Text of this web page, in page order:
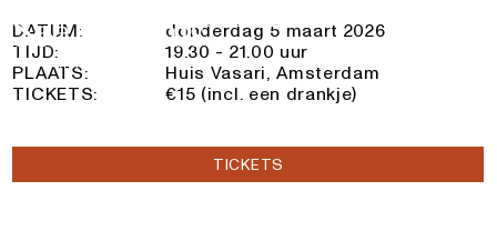
Logo See All This, linkt naar de homepage
5 maart 2026
DATUM:
donderdag 5 maart 2026
TIJD:
19.30 - 21.00 uur
PLAATS:
Huis Vasari, Amsterdam
TICKETS:
€15 (incl. een drankje)
TICKETS